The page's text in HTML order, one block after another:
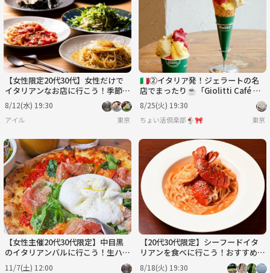
【女性限定20代30代】女性だけで
イタリアンなお店に行こう！季節の
パンケーキもあります🍒🍎
8/12(水) 19:30
アイル 東京
🇮🇹②イタリア発！ジェラートの名
店でまったり☕「Giolitti Café 有
楽町」でおしゃべりカフェ会🍨
8/25(火) 19:30
ちょい活倶楽部🍨🎀 東京
【女性主催20代30代限定】中目黒
のイタリアンバルに行こう！生ハム
ビスマルクがおすすめです🎈🌹🎀
11/7(土) 12:00
【20代30代限定】シーフードイタ
リアンを食べに行こう！おすすめは
痛風ペスカトーレです🌺🌺
8/18(火) 19:30